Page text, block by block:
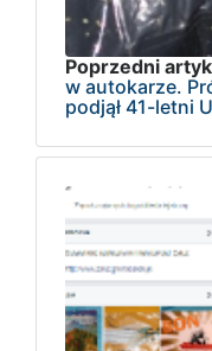
Poprzedni
w autokarze.
podjął 41-letni